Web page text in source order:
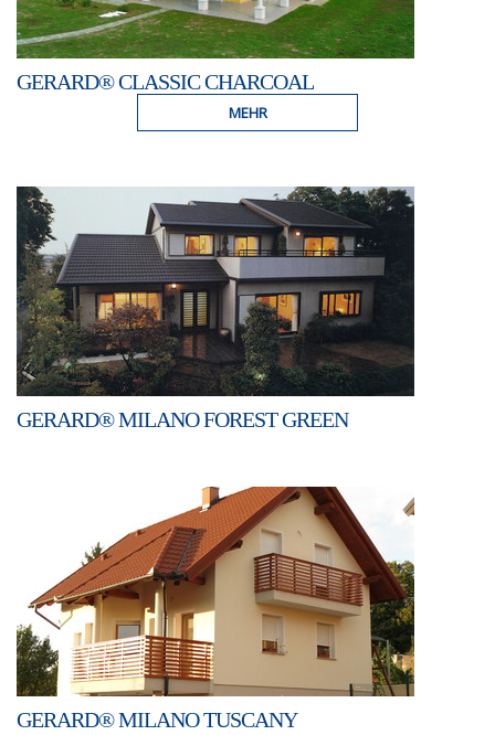
GERARD® CLASSIC CHARCOAL
MEHR
GERARD® MILANO FOREST GREEN
GERARD® MILANO TUSCANY